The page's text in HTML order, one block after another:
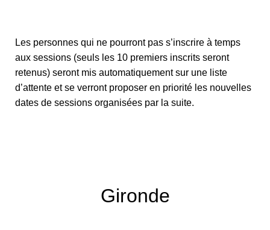
Les personnes qui ne pourront pas s’inscrire à temps
aux sessions (seuls les 10 premiers inscrits seront
retenus) seront mis automatiquement sur une liste
d’attente et se verront proposer en priorité les nouvelles
dates de sessions organisées par la suite.
Gironde